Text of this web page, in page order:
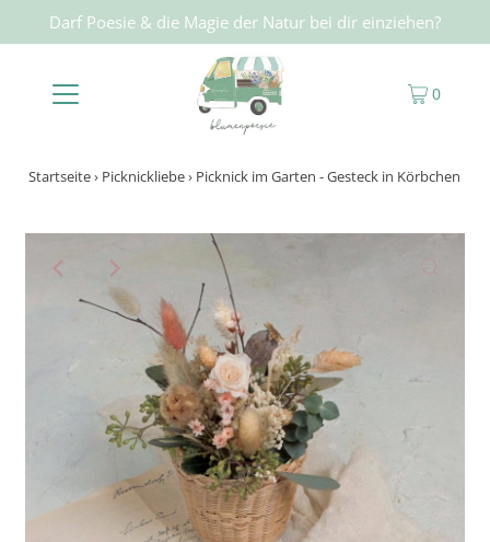
Darf Poesie & die Magie der Natur bei dir einziehen?
0
Startseite› Picknickliebe› Picknick im Garten - Gesteck in Körbchen